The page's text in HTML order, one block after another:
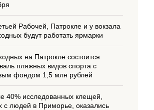
Рабочей, Патрокле и у вокзала
будут работать ярмарки
на Патрокле состоится
пляжных видов спорта с
фондом 1,5 млн рублей
40% исследованных клещей,
с людей в Приморье, оказались